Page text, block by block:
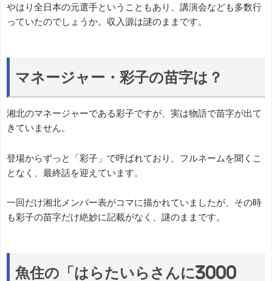
やはり全日本の元選手ということもあり、講演会なども多数行
っていたのでしょうか。収入源は謎のままです。
マネージャー・彩子の苗字は？
湘北のマネージャーである彩子ですが、実は物語で苗字が出て
きていません。
登場からずっと「彩子」で呼ばれており、フルネームを聞くこ
となく、最終話を迎えています。
一回だけ湘北メンバー表がコマに描かれていましたが、その時
も彩子の苗字だけ絶妙に記載がなく、謎のままです。
魚住の「はらたいらさんに3000